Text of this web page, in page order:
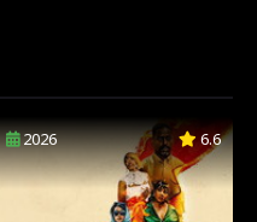
2026 6.6